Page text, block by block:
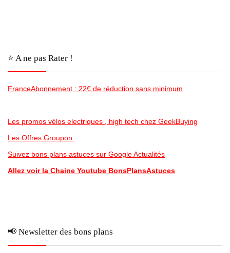
⭐️ A ne pas Rater !
FranceAbonnement : 22€ de réduction sans minimum
Les promos vélos electriques , high tech chez GeekBuying
Les Offres Groupon
Suivez bons plans astuces sur Google Actualités
Allez voir la Chaine Youtube BonsPlansAstuces
📢 Newsletter des bons plans